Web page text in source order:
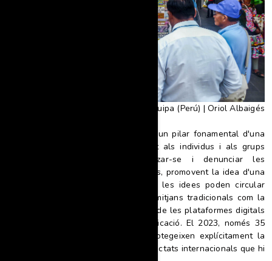
Quiosc d'Arequipa (Perú) | Oriol Albaigés
La llibertat d'opinió i d'expressió és un pilar fonamental d'una
societat lliure i democràtica. Permet als individus i als grups
informar-se, organitzar-se, mobilitzar-se i denunciar les
injustícies sense por a les represàlies, promovent la idea d'una
comunitat global on la informació i les idees poden circular
no només a través dels mitjans tradicionals com la
premsa escrita i la ràdio, sinó també de les plataformes digitals
i de qualsevol altre mitjà de comunicació. El 2023, només 35
països tenen lleis nacionals que protegeixen explícitament la
llibertat d'expressió o han ratificat tractats internacionals que hi